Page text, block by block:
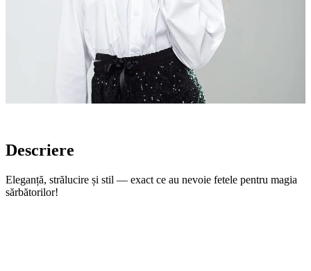
Descriere
Eleganță, strălucire și stil — exact ce au nevoie fetele pentru magia
sărbătorilor!